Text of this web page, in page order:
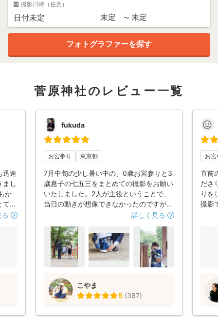
撮影日時 （任意）
菅原神社のレビュー一覧
迅速
まし
か
ても
々
fukuda
お宮参り 東京都
7月中旬の少し暑い中の、0歳お宮参りと3
歳息子の七五三をまとめての撮影をお願い
いたしました。2人が主役ということで、
当日の動きが想像できなかったのですが、
テキパキと手際よく撮り進めてくださりし
た。 また他の方のレビュー通り、終始3
歳息子がテンション上がる声かけ、接し方
のおかげで自然な笑顔いっぱいの楽しい撮
影になりました。たくさんの素敵な写真が
ばまたお願いしようと思います。 本当に
ありがとうございました。
詳しく見る
こやま
5 (387)
お
直前
ださ
りを
撮影